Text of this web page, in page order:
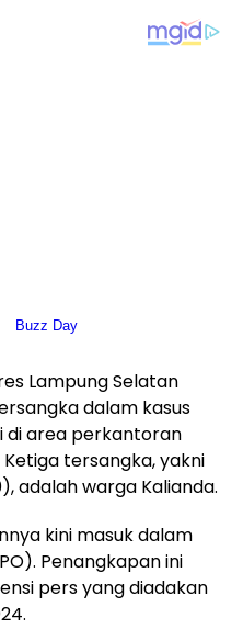
Lampung Selatan
dalam kasus
di area perkantoran
tersangka, yakni
adalah warga Kalianda.
kini masuk dalam
Penangkapan ini
pers yang diadakan